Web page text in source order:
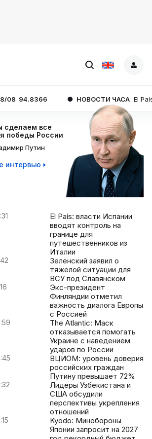
НОВОСТИ ЧАСА El País: власти
сделаем все
победы России
Путин
интервью
El País: власти Испании
вводят контроль на
границе для
путешественников из
Италии
Зеленский заявил о
тяжелой ситуации для
ВСУ под Славянском
Экс-президент
Финляндии отметил
важность диалога Европы
с Россией
The Atlantic: Маск
отказывается помогать
Украине с наведением
ударов по России
ВЦИОМ: уровень доверия
российских граждан
Путину превышает 72%
Лидеры Узбекистана и
США обсудили
перспективы укрепления
отношений
Kyodo: Минобороны
Японии запросит на 2027